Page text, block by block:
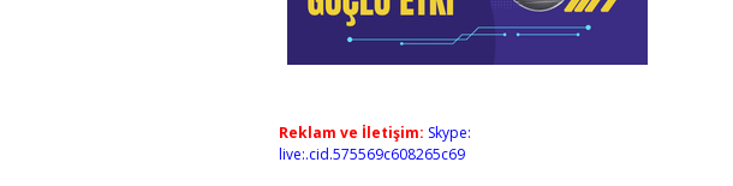
Reklam ve İletişim: Skype:
live:.cid.575569c608265c69